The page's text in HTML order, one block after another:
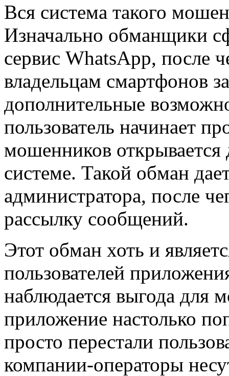
Вся система такого
Изначально обманщики
сервис WhatsApp, после
владельцам смартфонов
дополнительные
пользователь начинает
мошенников открывается
системе. Такой обман
администратора, после
рассылку сообщений.
Этот обман хоть и
пользователей
наблюдается выгода для
приложение настолько
просто перестали
компании-операторы